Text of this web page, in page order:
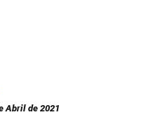
Abril de 2021